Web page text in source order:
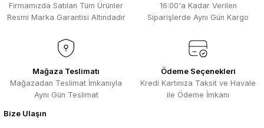
Güvenilir bir mağza tavsiye ederim
S... H... | 16/03/2026
Murat beye ve diğer çalışanlara çok
teşekkür ederim. Orjinal ürün güzel
paketle me.aletler.com ve unit
sitesinden gönül rahatlığı ile alış veriş
yapabilirsiniz.
Firmamızda Satılan Tüm Ürünler
Resmi Marka Garantisi Altındadır
16:00'a Kadar Verilen
Siparişlerde Aynı Gün Kargo
Mağaza Teslimatı
Mağazadan Teslimat İmkanıyla
Aynı Gün Teslimat
Ödeme Seçenekleri
Kredi Kartınıza Taksit ve Havale
ile Ödeme İmkanı
Bize Ulaşın